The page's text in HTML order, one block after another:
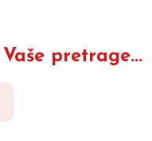
pretrage...